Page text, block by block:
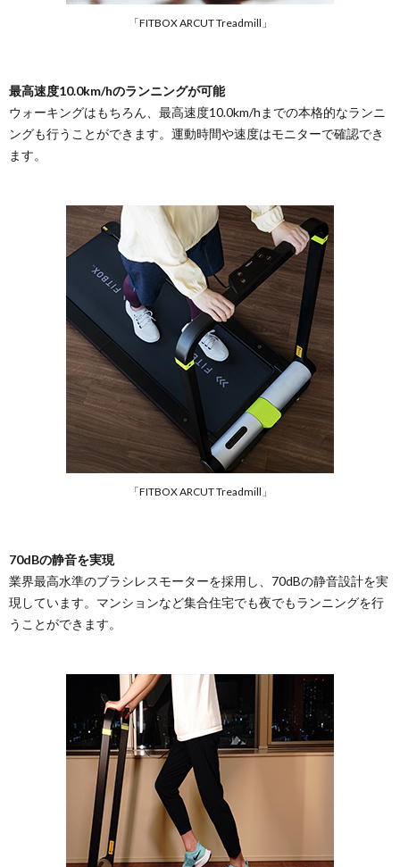
「FITBOX ARCUT Treadmill」
最高速度10.0km/hのランニングが可能
ウォーキングはもちろん、最高速度10.0km/hまでの本格的なランニ
ングも行うことができます。運動時間や速度はモニターで確認でき
ます。
「FITBOX ARCUT Treadmill」
70dBの静音を実現
業界最高水準のブラシレスモーターを採用し、70dBの静音設計を実
現しています。マンションなど集合住宅でも夜でもランニングを行
うことができます。